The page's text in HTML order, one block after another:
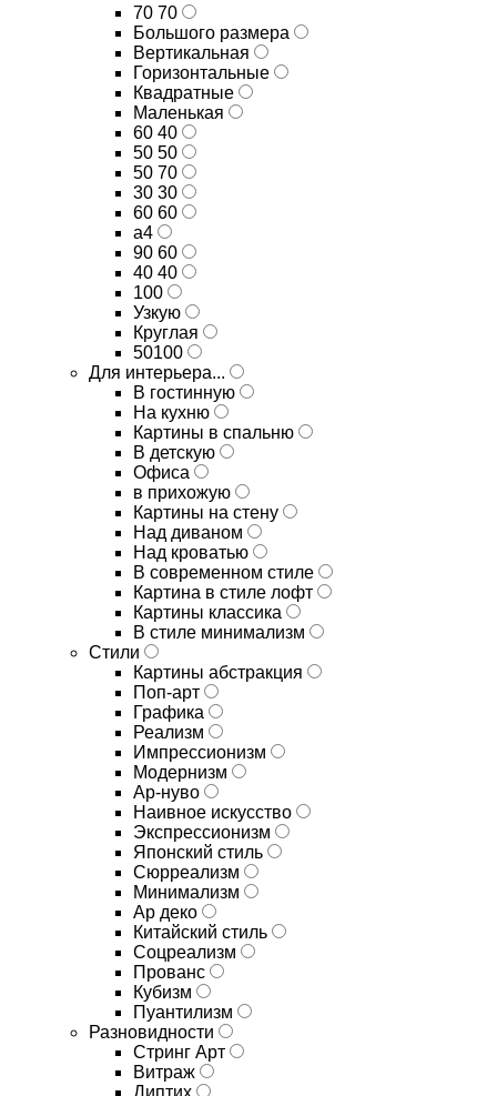
70 70
Большого размера
Вертикальная
Горизонтальные
Квадратные
Маленькая
60 40
50 50
50 70
30 30
60 60
а4
90 60
40 40
100
Узкую
Круглая
50100
Для интерьера...
В гостинную
На кухню
Картины в спальню
В детскую
Офиса
в прихожую
Картины на стену
Над диваном
Над кроватью
В современном стиле
Картина в стиле лофт
Картины классика
В стиле минимализм
Стили
Картины абстракция
Поп-арт
Графика
Реализм
Импрессионизм
Модернизм
Ар-нуво
Наивное искусство
Экспрессионизм
Японский стиль
Сюрреализм
Минимализм
Ар деко
Китайский стиль
Соцреализм
Прованс
Кубизм
Пуантилизм
Разновидности
Стринг Арт
Витраж
Диптих